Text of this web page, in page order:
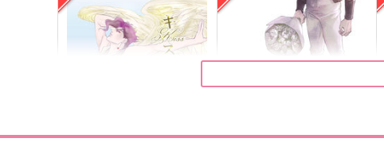
帰ってきたエロ漫画家のりち
んぽ先生
g-rough
ジョジョシリーズ企画：同人
便箋[LS-019]
カンブリア紀,の。
空条承太郎